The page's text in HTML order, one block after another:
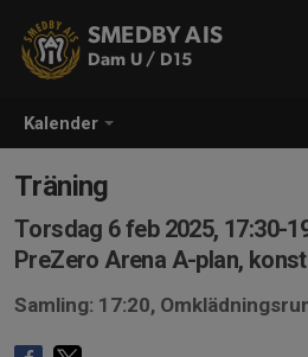
Kalender
SMEDBY AIS
Dam U / D15
Träning
Torsdag 6 feb 2025, 17:30-
PreZero Arena A-plan,
Samling: 17:20,